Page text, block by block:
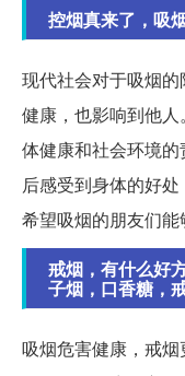
控烟真来了，吸
现代社会对于吸烟
健康，也影响到他
体健康和社会环境
后感受到身体的好
希望吸烟的朋友们能
戒烟，有什么好
子烟，口香糖，
吸烟危害健康，戒